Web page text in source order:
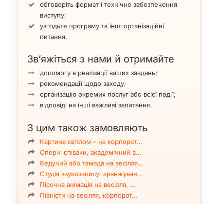
обговоріть формат і технічне забезпечення
виступу;
узгодьте програму та інші організаційні
питання.
Зв’яжіться з нами й отримайте
допомогу в реалізації ваших завдань;
рекомендації щодо заходу;
організацію окремих послуг або всієї події;
відповіді на інші важливі запитання.
З цим також замовляють
Картина світлом – на корпорат…
Оперні співаки, академічний в…
Ведучий або тамада на весілля…
Студія звукозапису: аранжуван…
Пісочна анімація на весілля, …
Піаністи на весілля, корпорат…